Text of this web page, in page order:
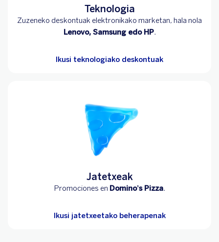
Teknologia
Zuzeneko deskontuak elektronikako marketan, hala nola
Lenovo, Samsung edo HP.
Ikusi teknologiako deskontuak
Jatetxeak
Promociones en Domino’s Pizza.
Ikusi jatetxeetako beherapenak